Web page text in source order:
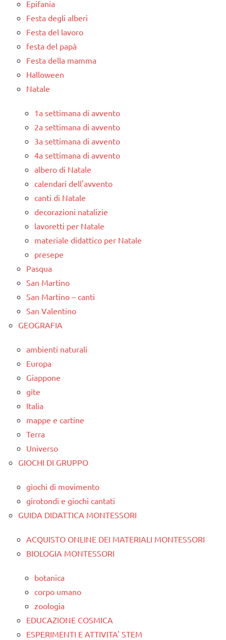
Epifania
Festa degli alberi
Festa del lavoro
festa del papà
Festa della mamma
Halloween
Natale
1a settimana di avvento
2a settimana di avvento
3a settimana di avvento
4a settimana di avvento
albero di Natale
calendari dell'avvento
canti di Natale
decorazioni natalizie
lavoretti per Natale
materiale didattico per Natale
presepe
Pasqua
San Martino
San Martino – canti
San Valentino
GEOGRAFIA
ambienti naturali
Europa
Giappone
gite
Italia
mappe e cartine
Terra
Universo
GIOCHI DI GRUPPO
giochi di movimento
girotondi e giochi cantati
GUIDA DIDATTICA MONTESSORI
ACQUISTO ONLINE DEI MATERIALI MONTESSORI
BIOLOGIA MONTESSORI
botanica
corpo umano
zoologia
EDUCAZIONE COSMICA
ESPERIMENTI E ATTIVITA' STEM